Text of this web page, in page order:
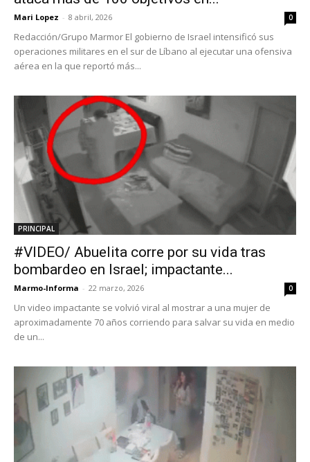
Mari Lopez - 8 abril, 2026 0
Redacción/Grupo Marmor El gobierno de Israel intensificó sus
operaciones militares en el sur de Líbano al ejecutar una ofensiva
aérea en la que reportó más...
PRINCIPAL
#VIDEO/ Abuelita corre por su vida tras
bombardeo en Israel; impactante...
Marmo-Informa - 22 marzo, 2026 0
Un video impactante se volvió viral al mostrar a una mujer de
aproximadamente 70 años corriendo para salvar su vida en medio
de un...